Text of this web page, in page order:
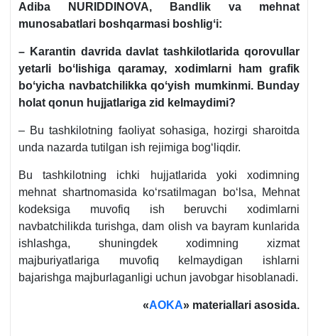
Adiba NURIDDINOVA, Bandlik va mehnat
munosabatlari boshqarmasi boshligʻi:
– Karantin davrida davlat tashkilotlarida qorovullar
yetarli boʻlishiga qaramay, хodimlarni ham grafik
boʻyicha navbatchilikka qoʻyish mumkinmi. Bunday
holat qonun hujjatlariga zid kelmaydimi?
– Bu tashkilotning faoliyat sohasiga, hozirgi sharoitda
unda nazarda tutilgan ish rejimiga bogʻliqdir.
Bu tashkilotning ichki hujjatlarida yoki хodimning
mehnat shartnomasida koʻrsatilmagan boʻlsa, Mehnat
kodeksiga muvofiq ish beruvchi хodimlarni
navbatchilikda turishga, dam olish va bayram kunlarida
ishlashga, shuningdek хodimning хizmat
majburiyatlariga muvofiq kelmaydigan ishlarni
bajarishga majburlaganligi uchun javobgar hisoblanadi.
«AOKA» materiallari asosida.